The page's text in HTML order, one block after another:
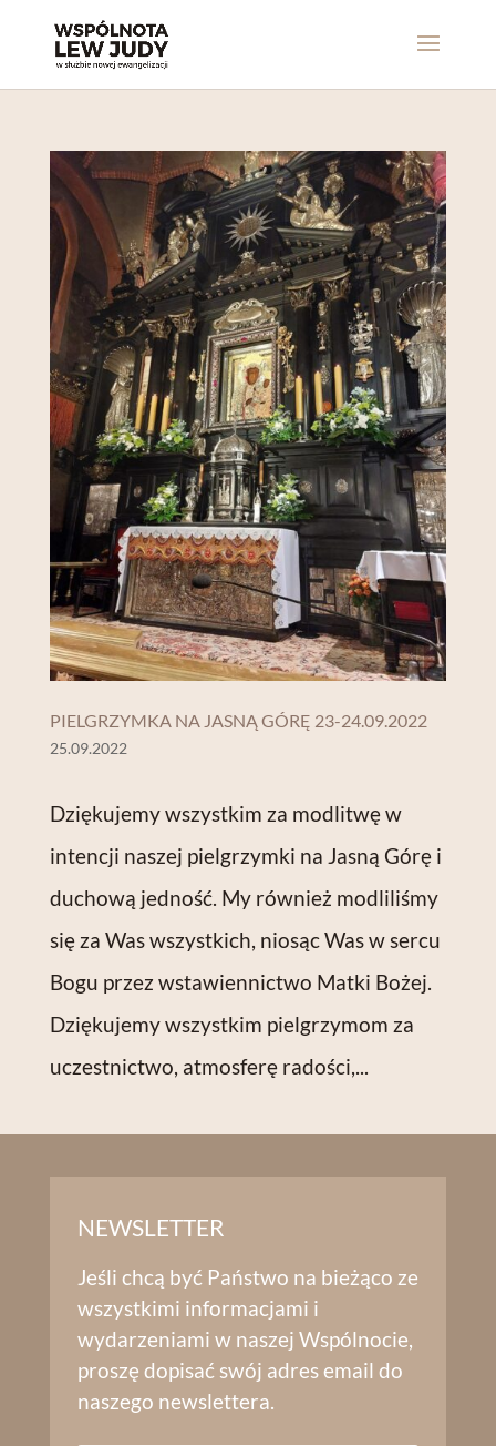
PIELGRZYMKA NA JASNĄ GÓRĘ 23-24.09.2022
25.09.2022
Dziękujemy wszystkim za modlitwę w
intencji naszej pielgrzymki na Jasną Górę i
duchową jedność. My również modliliśmy
się za Was wszystkich, niosąc Was w sercu
Bogu przez wstawiennictwo Matki Bożej.
Dziękujemy wszystkim pielgrzymom za
uczestnictwo, atmosferę radości,...
NEWSLETTER
Jeśli chcą być Państwo na bieżąco ze
wszystkimi informacjami i
wydarzeniami w naszej Wspólnocie,
proszę dopisać swój adres email do
naszego newslettera.